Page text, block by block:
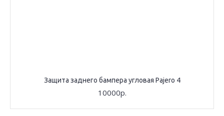
Защита заднего бампера угловая Pajero 4
10000р.